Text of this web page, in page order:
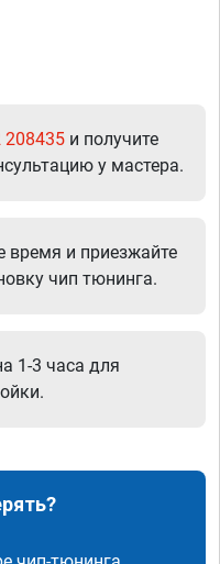
208435 и получите
у мастера.
время и приезжайте
чип тюнинга.
1-3 часа для